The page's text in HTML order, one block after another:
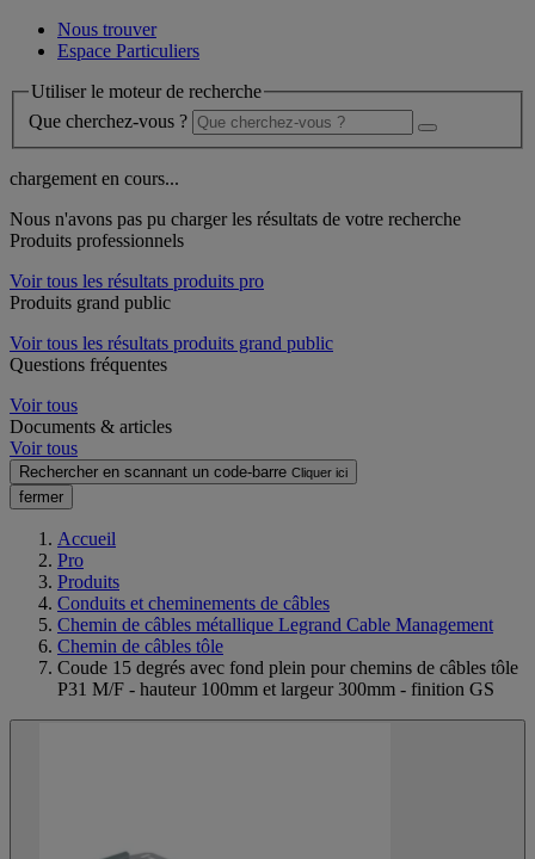
Nous trouver
Espace Particuliers
Utiliser le moteur de recherche
Que cherchez-vous ?
chargement en cours...
Nous n'avons pas pu charger les résultats de votre recherche
Produits professionnels
Voir tous les résultats produits pro
Produits grand public
Voir tous les résultats produits grand public
Questions fréquentes
Voir tous
Documents & articles
Voir tous
Rechercher en scannant un code-barre Cliquer ici
fermer
Accueil
Pro
Produits
Conduits et cheminements de câbles
Chemin de câbles métallique Legrand Cable Management
Chemin de câbles tôle
Coude 15 degrés avec fond plein pour chemins de câbles tôle
P31 M/F - hauteur 100mm et largeur 300mm - finition GS